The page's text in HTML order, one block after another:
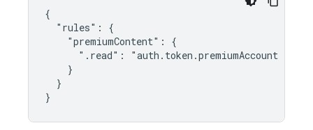
{
  "rules": {
    "premiumContent": {
".read": "auth.token.premiumAccount ===
    }
  }